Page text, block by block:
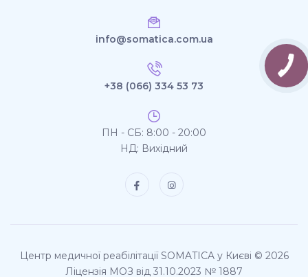
info@somatica.com.ua
+38 (066) 334 53 73
ПН - СБ: 8:00 - 20:00
НД: Вихідний
Центр медичної реабілітації SOMATICA у Києві © 2026
Ліцензія МОЗ від 31.10.2023 № 1887